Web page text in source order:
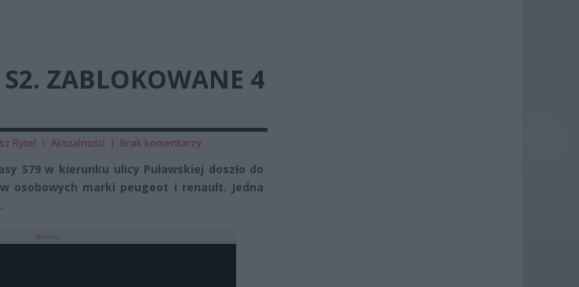
ZABLOKOWANE 4
Rytel | Aktualności | Brak komentarzy
S79 w kierunku ulicy Puławskiej doszło do
osobowych marki peugeot i renault. Jedna